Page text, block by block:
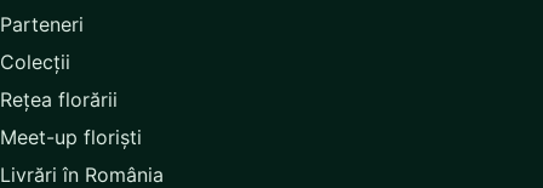
Parteneri
Colecții
Rețea florării
Meet-up floriști
Livrări în România